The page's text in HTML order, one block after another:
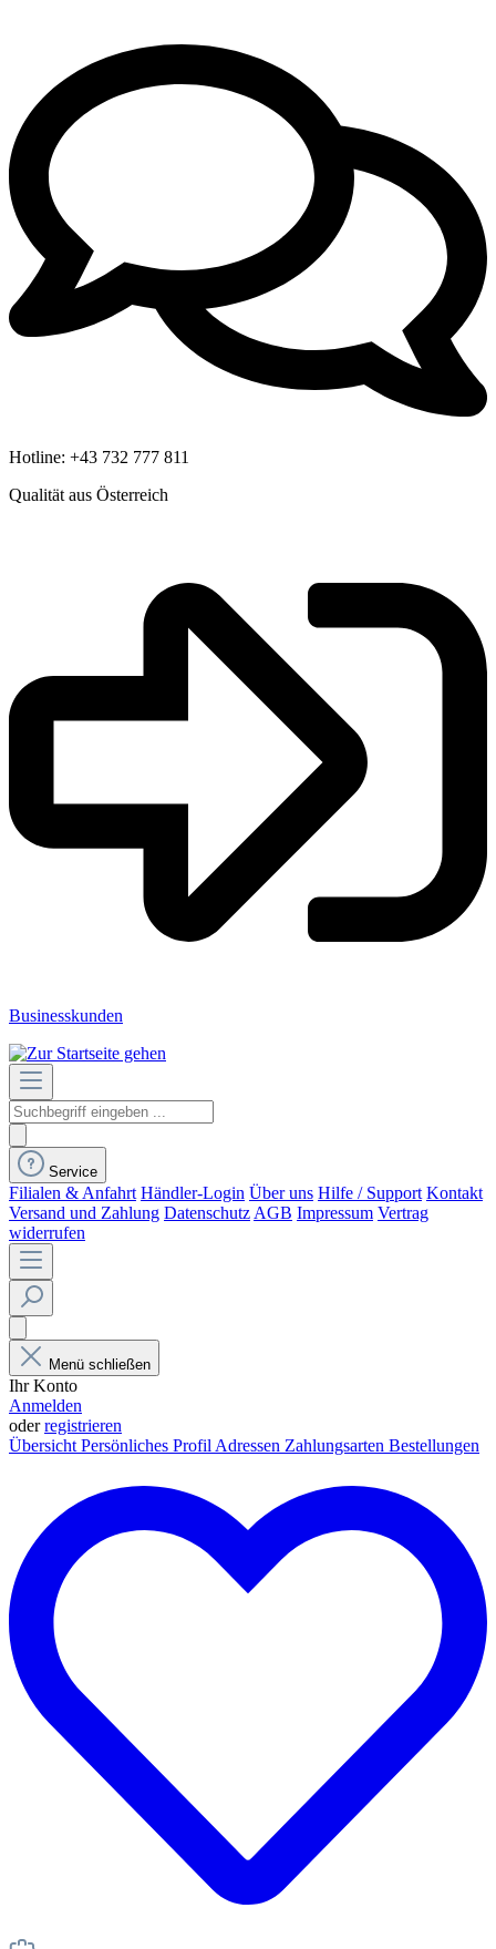
Hotline: +43 732 777 811
Qualität aus Österreich
Businesskunden
Service
Filialen & Anfahrt Händler-Login Über uns Hilfe / Support Kontakt
Versand und Zahlung Datenschutz AGB Impressum Vertrag
widerrufen
Menü schließen
Ihr Konto
Anmelden
oderregistrieren
Übersicht Persönliches Profil Adressen Zahlungsarten Bestellungen